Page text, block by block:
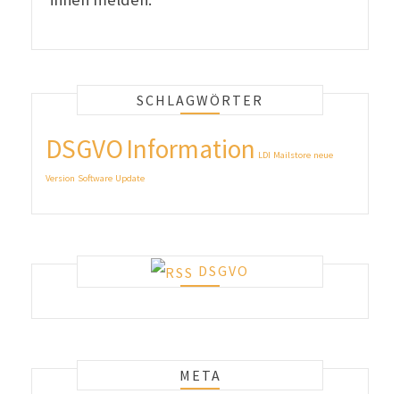
SCHLAGWÖRTER
DSGVOInformation LDI Mailstore neue
Version Software Update
DSGVO
META